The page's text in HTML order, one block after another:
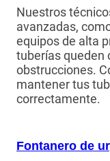
Nuestros
avanzadas,
equipos de alta
tuberías queden
obstrucciones.
mantener tus
correctamente.
Fontanero de